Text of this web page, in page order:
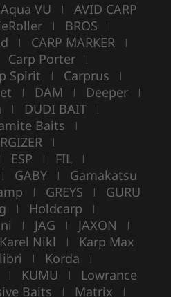
Aqua VU | AVID CARP
| BROS |
| CARP MARKER |
Carp Porter |
Spirit | Carprus |
| DAM | Deeper |
| DUDI BAIT |
Baits |
|
ESP | FIL |
| GABY | Gamakatsu
| GREYS | GURU
| Holdcarp |
| JAG | JAXON |
Karel Nikl | Karp Max
| Korda |
| KUMU | Lowrance
Baits | Matrix |